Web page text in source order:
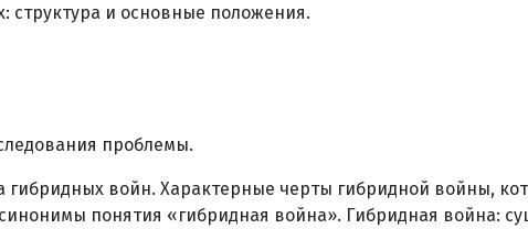
структура и основные положения.
проблемы.
гибридных войн. Характерные черты гибридной войны,
понятия «гибридная война». Гибридная война: